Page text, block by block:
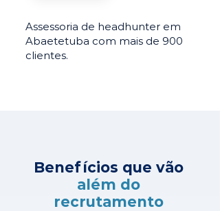
Assessoria de headhunter em
Abaetetuba com mais de 900
clientes.
Benefícios que vão
além do
recrutamento